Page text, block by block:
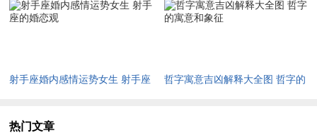
之效；至于冬季水旺，水能克火，若命局火弱需帮扶者，此季开
日子开业2026年吉日
射手座婚内感情运势女生 射手座
哲字寓意吉凶解释大全图 哲字的
热门文章